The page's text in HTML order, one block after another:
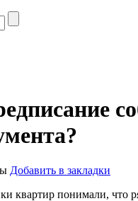
Добавить в закладки
квартир понимали, что